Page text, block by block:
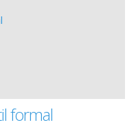
formal